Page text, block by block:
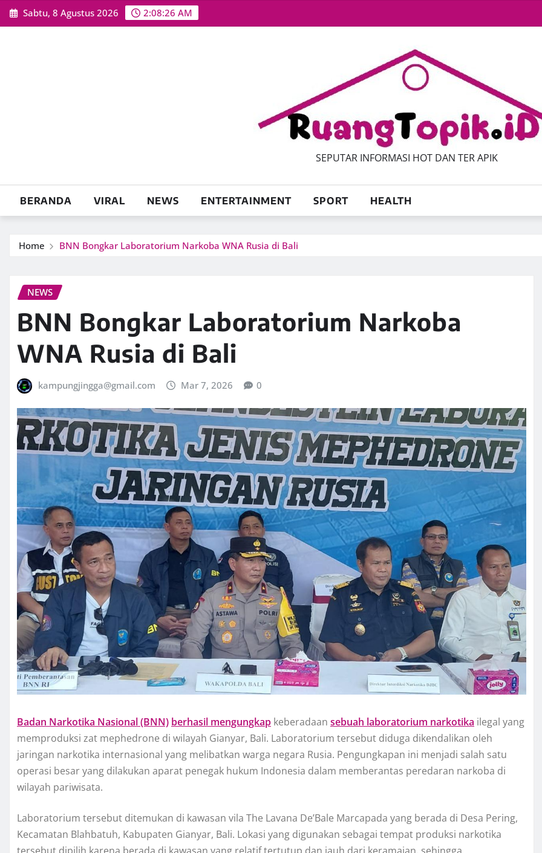
Skip
to
Sabtu, 8 Agustus 2026 2:08:27 AM
SEPUTAR INFORMASI HOT DAN TER APIK
BERANDA VIRAL NEWS ENTERTAINMENT SPORT HEALTH
Home BNN Bongkar Laboratorium Narkoba WNA Rusia di Bali
NEWS
BNN Bongkar Laboratorium Narkoba
WNA Rusia di Bali
kampungjingga@gmail.com Mar 7, 2026 0
Badan Narkotika Nasional (BNN) berhasil mengungkap keberadaan sebuah laboratorium narkotika ilegal yang
memproduksi zat mephedrone di wilayah Gianyar, Bali. Laboratorium tersebut diduga dikendalikan oleh
jaringan narkotika internasional yang melibatkan warga negara Rusia. Pengungkapan ini menjadi salah satu
operasi besar yang dilakukan aparat penegak hukum Indonesia dalam memberantas peredaran narkoba di
wilayah pariwisata.
Laboratorium tersebut ditemukan di kawasan vila The Lavana De’Bale Marcapada yang berada di Desa Pering,
Kecamatan Blahbatuh, Kabupaten Gianyar, Bali. Lokasi yang digunakan sebagai tempat produksi narkotika